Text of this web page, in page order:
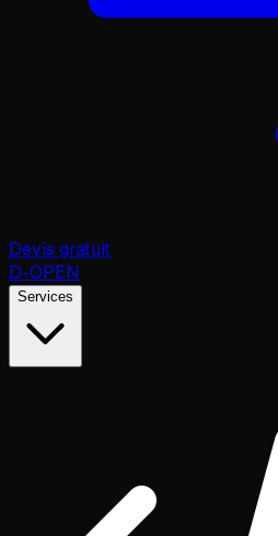
Devis gratuit
D-OPEN
Services